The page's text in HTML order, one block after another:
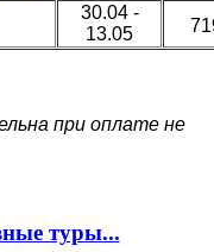
30.04 -
13.05
при оплате не
туры...